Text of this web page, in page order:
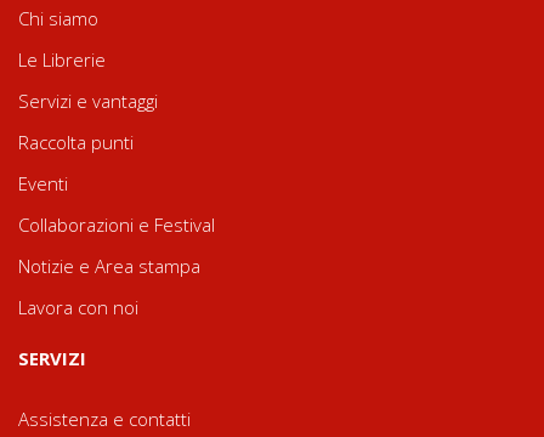
Chi siamo
Le Librerie
Servizi e vantaggi
Raccolta punti
Eventi
Collaborazioni e Festival
Notizie e Area stampa
Lavora con noi
SERVIZI
Assistenza e contatti